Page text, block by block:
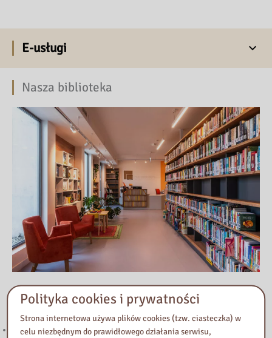
E-usługi
Nasza biblioteka
Przeczytaj
Wakacyjne godziny
Polityka cookies i prywatności
Strona internetowa używa plików cookies (tzw. ciasteczka) w
celu niezbędnym do prawidłowego działania serwisu,